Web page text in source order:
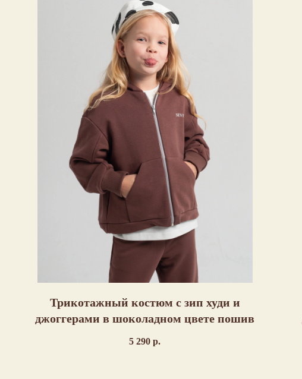
Трикотажный костюм с зип худи и
джоггерами в шоколадном цвете пошив
5 290 р.